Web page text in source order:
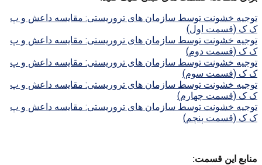
توجیه خشونت توسط سازمان های تروریستی: مقایسه داعش و پ
ک ک (قسمت اول)
توجیه خشونت توسط سازمان های تروریستی: مقایسه داعش و پ
ک ک (قسمت دوم)
توجیه خشونت توسط سازمان های تروریستی: مقایسه داعش و پ
ک ک (قسمت سوم)
توجیه خشونت توسط سازمان های تروریستی: مقایسه داعش و پ
ک ک (قسمت چهارم)
توجیه خشونت توسط سازمان های تروریستی: مقایسه داعش و پ
ک ک (قسمت پنچم)
منابع این قسمت: